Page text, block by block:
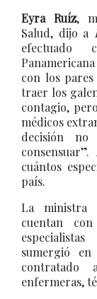
Eyra Ruíz,
Salud, dijo a
efectuado
con los
traer los
contagio,
médicos
decisión no
cuántos
país.
La ministra
cuentan
sumergió
contratado
enfermeras,